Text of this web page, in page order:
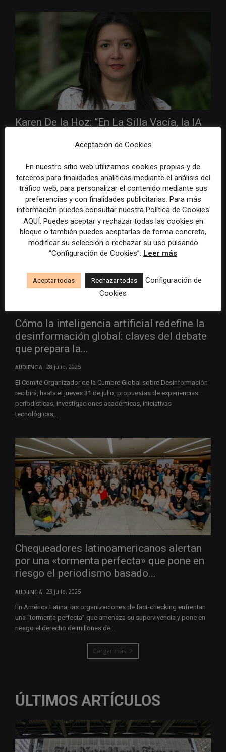
Karen De la Hoz: “En La Silla Vacía, la IA
Mientras los medios se adaptan a los cambios vertiginosos y
disruptivos que impone la inteligencia artificial generativa y, al
mismo tiempo, buscan nuevas formas...
Cómo la inteligencia artificial redefine la
desinformación global: claves del debate
que prepara la...
AUDIENCIA 28 julio, 2025
El Comité Organizador de la Cumbre Global sobre Desinformación
recibirá, hasta el jueves 31 de julio, propuestas de experiencias
periodísticas, investigaciones académicas, iniciativas
tecnológicas,...
Chequeadores latinoamericanos alertan
por una «tormenta perfecta» que pone en
riesgo el periodismo basado...
AUDIENCIA 23 julio, 2025
En América Latina, las organizaciones de fact-checking enfrentan
una “tormenta perfecta” que amenaza su supervivencia y pone en
riesgo el derecho de millones de...
Cargar más
ÚLTIMOS ARTÍCULOS
Aceptación de Cookies
En nuestro sitio web utilizamos cookies propias y de
terceros para finalidades analíticas mediante el análisis del
tráfico web, para personalizar el contenido mediante sus
preferencias y con finalidades publicitarias. Para más
información puedes consultar nuestra Política de Cookies
AQUÍ. Puedes aceptar y rechazar todas las cookies en
bloque o también puedes aceptarlas de forma concreta,
modificar su selección o rechazar su uso pulsando
“Configuración de Cookies”. Leer más
Aceptar todas Rechazar todas
Configuración de
Cookies